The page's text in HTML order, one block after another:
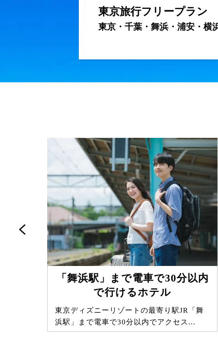
東京旅行フリープラン
東京・千葉・舞浜・浦安・横
「舞浜駅」まで電車で30分以内
で行けるホテル
東京ディズニーリゾートの最寄り駅JR「舞
浜駅」まで電車で30分以内でアクセス...